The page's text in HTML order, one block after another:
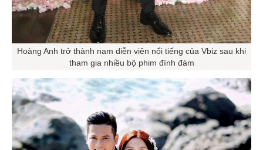
Hoàng Anh trở thành nam diễn viên nổi tiếng của Vbiz sau khi
tham gia nhiều bộ phim đình đám